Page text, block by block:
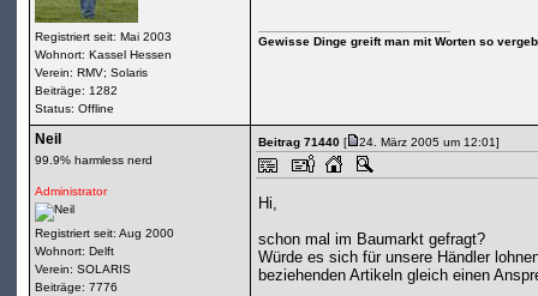
Registriert seit: Mai 2003
Wohnort: Kassel Hessen
Verein: RMV; Solaris
Beiträge: 1282
Status: Offline
Gewisse Dinge greift man mit Worten so
Neil
99.9% harmless nerd
Administrator
Registriert seit: Aug 2000
Wohnort: Delft
Verein: SOLARIS
Beiträge: 7776
Beitrag 71440[ 24. März 2005 um 12:01]
Hi,
schon mal im Baumarkt gefragt?
Würde es sich für unsere Händler
beziehenden Artikeln gleich einen